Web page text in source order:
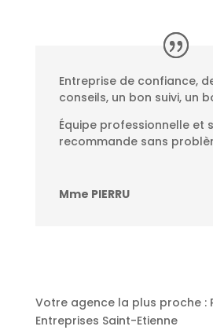
Entreprise de confiance,
conseils, un bon suivi, un
Équipe professionnelle et
recommande sans
Mme PIERRU
Votre agence la plus proche :
Entreprises Saint-Etienne